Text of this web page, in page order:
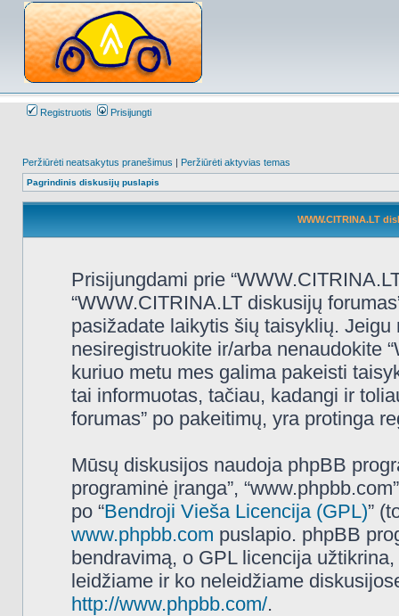
Registruotis Prisijungti
Peržiūrėti neatsakytus pranešimus | Peržiūrėti aktyvias temas
Pagrindinis diskusijų puslapis
WWW.CITRINA.LT
Prisijungdami prie
“WWW.CITRINA.LT diskusijų
pasižadate laikytis šių taisyklių.
nesiregistruokite ir/arba nenaudokite
kuriuo metu mes galima pakeisti
tai informuotas, tačiau, kadangi ir
forumas” po pakeitimų, yra protinga
Mūsų diskusijos naudoja phpBB
programinė įranga”,
po “Bendroji Vieša Licencija (GPL)”
www.phpbb.com puslapio. phpBB
bendravimą, o GPL licencija
leidžiame ir ko neleidžiame
http://www.phpbb.com/.